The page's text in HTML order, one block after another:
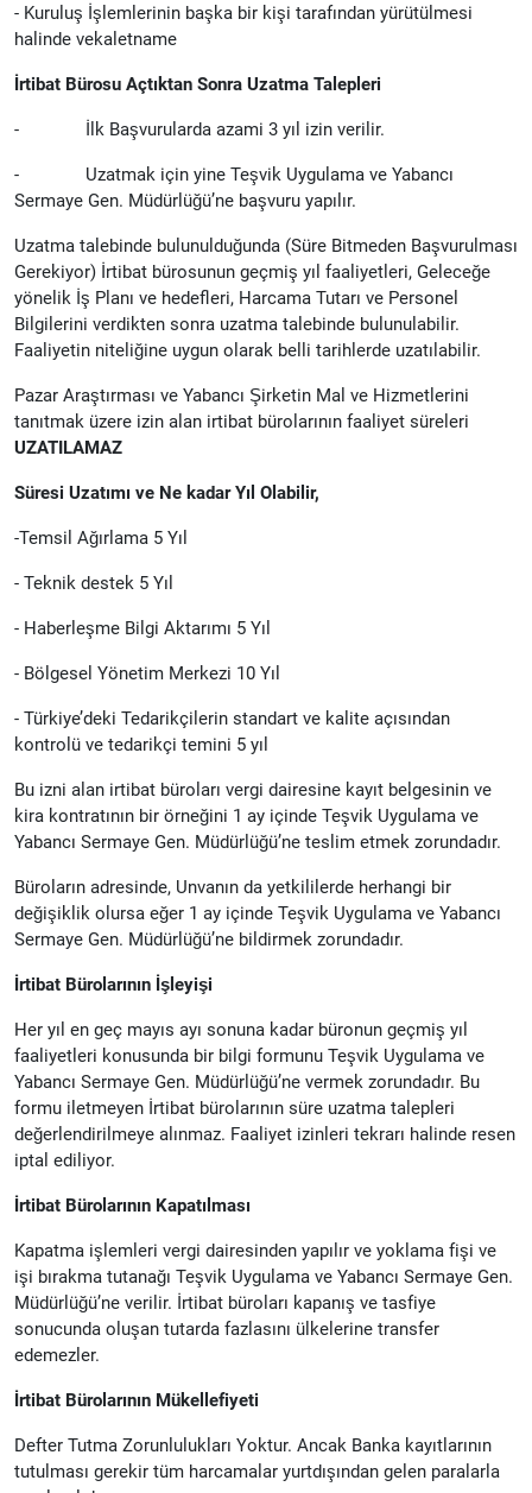
- Kuruluş İşlemlerinin başka bir kişi tarafından yürütülmesi
halinde vekaletname
İrtibat Bürosu Açtıktan Sonra Uzatma Talepleri
- İlk Başvurularda azami 3 yıl izin verilir.
- Uzatmak için yine Teşvik Uygulama ve Yabancı
Sermaye Gen. Müdürlüğü’ne başvuru yapılır.
Uzatma talebinde bulunulduğunda (Süre Bitmeden Başvurulması
Gerekiyor) İrtibat bürosunun geçmiş yıl faaliyetleri, Geleceğe
yönelik İş Planı ve hedefleri, Harcama Tutarı ve Personel
Bilgilerini verdikten sonra uzatma talebinde bulunulabilir.
Faaliyetin niteliğine uygun olarak belli tarihlerde uzatılabilir.
Pazar Araştırması ve Yabancı Şirketin Mal ve Hizmetlerini
tanıtmak üzere izin alan irtibat bürolarının faaliyet süreleri
UZATILAMAZ
Süresi Uzatımı ve Ne kadar Yıl Olabilir,
-Temsil Ağırlama 5 Yıl
- Teknik destek 5 Yıl
- Haberleşme Bilgi Aktarımı 5 Yıl
- Bölgesel Yönetim Merkezi 10 Yıl
- Türkiye’deki Tedarikçilerin standart ve kalite açısından
kontrolü ve tedarikçi temini 5 yıl
Bu izni alan irtibat büroları vergi dairesine kayıt belgesinin ve
kira kontratının bir örneğini 1 ay içinde Teşvik Uygulama ve
Yabancı Sermaye Gen. Müdürlüğü’ne teslim etmek zorundadır.
Büroların adresinde, Unvanın da yetkililerde herhangi bir
değişiklik olursa eğer 1 ay içinde Teşvik Uygulama ve Yabancı
Sermaye Gen. Müdürlüğü’ne bildirmek zorundadır.
İrtibat Bürolarının İşleyişi
Her yıl en geç mayıs ayı sonuna kadar büronun geçmiş yıl
faaliyetleri konusunda bir bilgi formunu Teşvik Uygulama ve
Yabancı Sermaye Gen. Müdürlüğü’ne vermek zorundadır. Bu
formu iletmeyen İrtibat bürolarının süre uzatma talepleri
değerlendirilmeye alınmaz. Faaliyet izinleri tekrarı halinde resen
iptal ediliyor.
İrtibat Bürolarının Kapatılması
Kapatma işlemleri vergi dairesinden yapılır ve yoklama fişi ve
işi bırakma tutanağı Teşvik Uygulama ve Yabancı Sermaye Gen.
Müdürlüğü’ne verilir. İrtibat büroları kapanış ve tasfiye
sonucunda oluşan tutarda fazlasını ülkelerine transfer
edemezler.
İrtibat Bürolarının Mükellefiyeti
Defter Tutma Zorunlulukları Yoktur. Ancak Banka kayıtlarının
tutulması gerekir tüm harcamalar yurtdışından gelen paralarla